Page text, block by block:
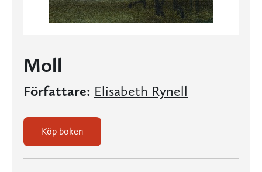
Moll
Författare: Elisabeth Rynell
Köp boken